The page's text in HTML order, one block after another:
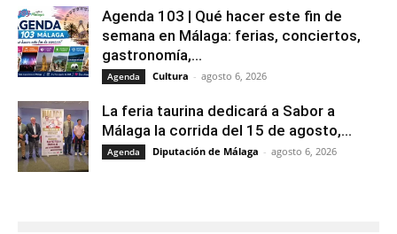
Agenda 103 | Qué hacer este fin de
semana en Málaga: ferias, conciertos,
gastronomía,...
Agenda Cultura - agosto 6, 2026
La feria taurina dedicará a Sabor a
Málaga la corrida del 15 de agosto,...
Agenda Diputación de Málaga - agosto 6, 2026